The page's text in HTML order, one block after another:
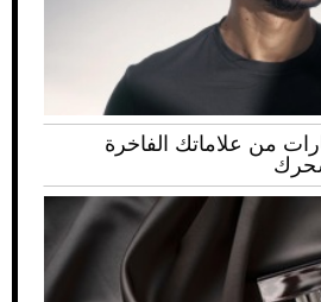
لا تُقاوم: 5 نظارات من علاماتك الفاخرة